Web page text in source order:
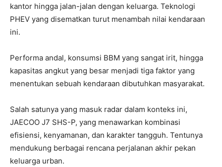
kantor hingga jalan-jalan dengan keluarga. Teknologi
PHEV yang disematkan turut menambah nilai kendaraan
ini.
Performa andal, konsumsi BBM yang sangat irit, hingga
kapasitas angkut yang besar menjadi tiga faktor yang
menentukan sebuah kendaraan dibutuhkan masyarakat.
Salah satunya yang masuk radar dalam konteks ini,
JAECOO J7 SHS-P, yang menawarkan kombinasi
efisiensi, kenyamanan, dan karakter tangguh. Tentunya
mendukung berbagai rencana perjalanan akhir pekan
keluarga urban.